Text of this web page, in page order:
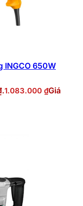
INGCO 650W
1.083.000 ₫Giá